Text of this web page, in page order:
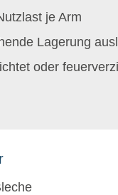
je Arm
Lagerung
oder